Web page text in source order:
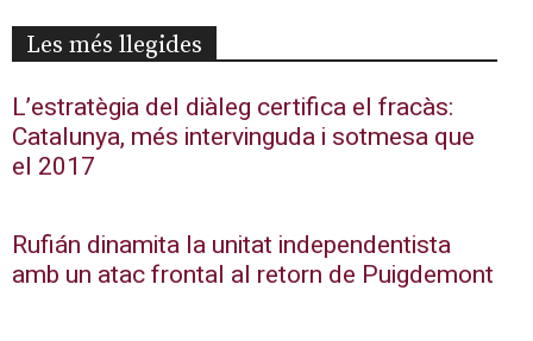
Les més llegides
L’estratègia del diàleg certifica el fracàs:
Catalunya, més intervinguda i sotmesa que
el 2017
Rufián dinamita la unitat independentista
amb un atac frontal al retorn de Puigdemont